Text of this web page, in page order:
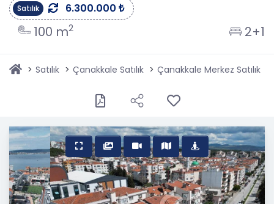
Satılık 6.300.000 ₺
100 m2 2+1
Satılık Çanakkale Satılık Çanakkale Merkez Satılık